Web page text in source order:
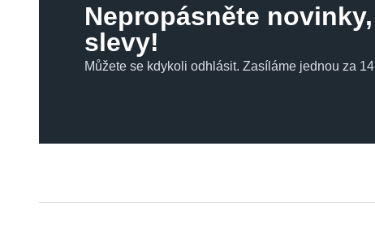
Nepropásněte
slevy!
Můžete se kdykoli odhlásit. Zasíláme jednou za